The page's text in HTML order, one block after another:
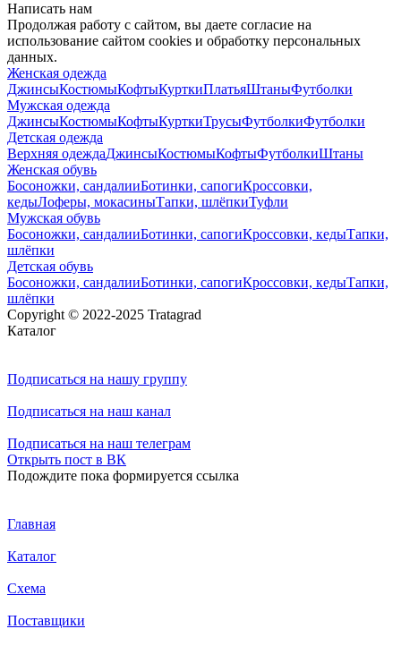
Написать нам
Продолжая работу с сайтом, вы даете согласие на
использование сайтом cookies и обработку персональных
данных.
Женская одежда
ДжинсыКостюмыКофтыКурткиПлатьяШтаныФутболки
Мужская одежда
ДжинсыКостюмыКофтыКурткиТрусыФутболкиФутболки
Детская одежда
Верхняя одеждаДжинсыКостюмыКофтыФутболкиШтаны
Женская обувь
Босоножки, сандалииБотинки, сапогиКроссовки,
кедыЛоферы, мокасиныТапки, шлёпкиТуфли
Мужская обувь
Босоножки, сандалииБотинки, сапогиКроссовки, кедыТапки,
шлёпки
Детская обувь
Босоножки, сандалииБотинки, сапогиКроссовки, кедыТапки,
шлёпки
Copyright © 2022-2025 Tratagrad
Каталог
Подписаться на нашу группу
Подписаться на наш канал
Подписаться на наш телеграм
Открыть пост в ВК
Подождите пока формируется ссылка
Главная
Каталог
Схема
Поставщики